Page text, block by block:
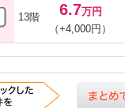
13階 6.7万円
（+4,000円）